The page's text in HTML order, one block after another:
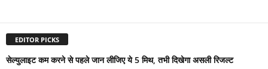
EDITOR PICKS
सेल्युलाइट कम करने से पहले जान लीजिए ये 5 मिथ, तभी दिखेगा असली रिजल्ट